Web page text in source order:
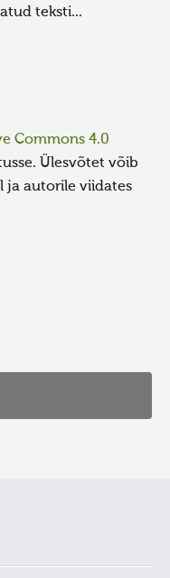
teksti...
Commons 4.0
Ülesvõtet võib
ja autorile viidates